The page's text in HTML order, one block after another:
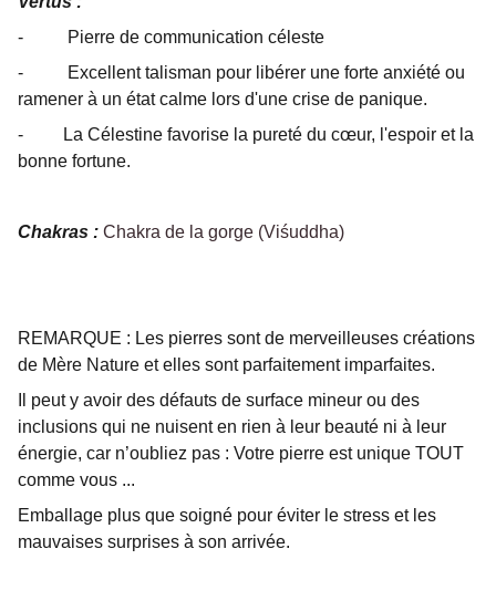
- Pierre de communication céleste
- Excellent talisman pour libérer une forte anxiété ou
ramener à un état calme lors d'une crise de panique.
- La Célestine favorise la pureté du cœur, l'espoir et la
bonne fortune.
Chakras : Chakra de la gorge (Viśuddha)
REMARQUE : Les pierres sont de merveilleuses créations
de Mère Nature et elles sont parfaitement imparfaites.
Il peut y avoir des défauts de surface mineur ou des
inclusions qui ne nuisent en rien à leur beauté ni à leur
énergie, car n’oubliez pas : Votre pierre est unique TOUT
comme vous ...
Emballage plus que soigné pour éviter le stress et les
mauvaises surprises à son arrivée.